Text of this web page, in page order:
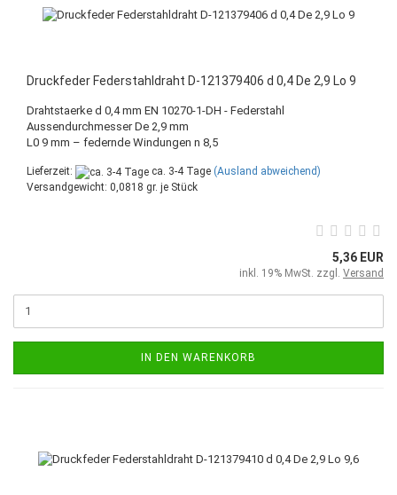
Druckfeder Federstahldraht D-121379406 d 0,4 De 2,9 Lo 9
Drahtstaerke d 0,4 mm EN 10270-1-DH - Federstahl
Aussendurchmesser De 2,9 mm
L0 9 mm – federnde Windungen n 8,5
Lieferzeit: ca. 3-4 Tage (Ausland abweichend)
Versandgewicht: 0,0818 gr. je Stück
5,36 EUR
inkl. 19% MwSt. zzgl. Versand
IN DEN WARENKORB